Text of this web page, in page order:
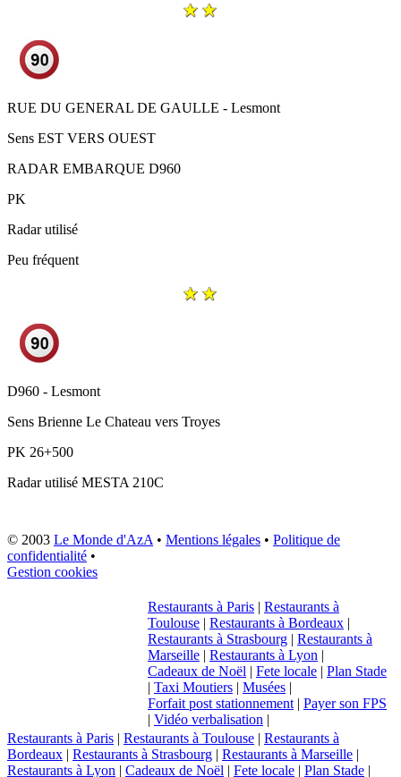
RUE DU GENERAL DE GAULLE - Lesmont
Sens EST VERS OUEST
RADAR EMBARQUE D960
PK
Radar utilisé
Peu fréquent
D960 - Lesmont
Sens Brienne Le Chateau vers Troyes
PK 26+500
Radar utilisé MESTA 210C
© 2003 Le Monde d'AzA• Mentions légales • Politique de
confidentialité •
Gestion cookies
Restaurants à Paris | Restaurants à
Toulouse | Restaurants à Bordeaux |
Restaurants à Strasbourg | Restaurants à
Marseille | Restaurants à Lyon |
Cadeaux de Noël | Fete locale | Plan Stade
| Taxi Moutiers | Musées |
Forfait post stationnement| Payer son FPS
| Vidéo verbalisation |
Restaurants à Paris | Restaurants à Toulouse | Restaurants à
Bordeaux | Restaurants à Strasbourg | Restaurants à Marseille |
Restaurants à Lyon | Cadeaux de Noël | Fete locale | Plan Stade |